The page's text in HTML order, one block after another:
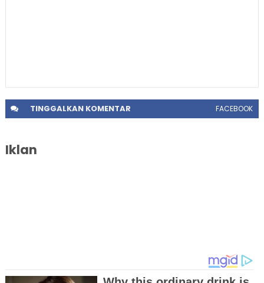
TINGGALKANKOMENTAR FACEBOOK
Iklan